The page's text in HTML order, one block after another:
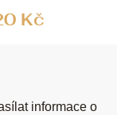
Kč
informace o